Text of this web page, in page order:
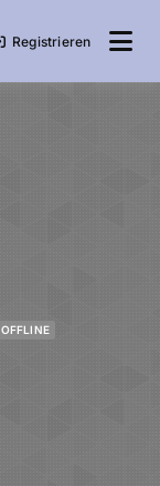
Registrieren
OFFLINE